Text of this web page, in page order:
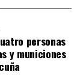
personas
y municiones